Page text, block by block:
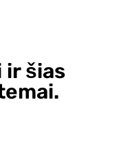
ir šias